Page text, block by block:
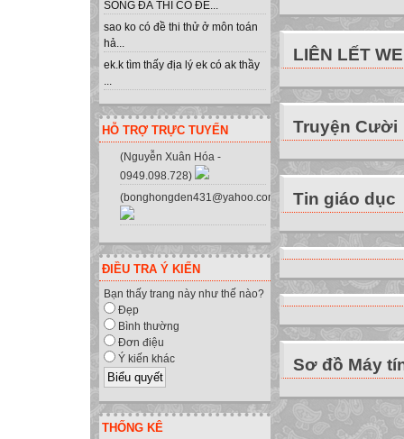
SONG ĐÃ THI CO ĐỀ...
sao ko có đề thi thử ở môn toán
hả...
ek.k tìm thấy địa lý ek có ak thầy
...
HỖ TRỢ TRỰC TUYẾN
(Nguyễn Xuân Hóa -
0949.098.728)
(bonghongden431@yahoo.com.vn)
ĐIỀU TRA Ý KIẾN
Bạn thấy trang này như thế nào?
Đẹp
Bình thường
Đơn điệu
Ý kiến khác
THỐNG KÊ
trong hoàn cảnh
phát hiện và
thành của thông
Tổng hợp : Là
nhiều thành
Đánh giá : Là
hoặc sử dụng
chí thích hợp.
lý do).
Một cơ sở lý
BỘ CÂU HỎI
đảm bảo có
Bảng phân loại
5
Biết (Nhớ -
Biết là cần thiết
Biết ở đây được
LIÊN LẾT
Truyện Cười
Tin giáo dục
Sơ đồ Máy